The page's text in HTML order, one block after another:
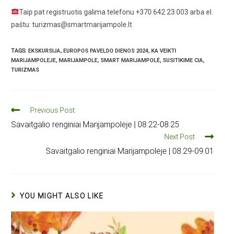
Taip pat registruotis galima telefonu +370 642 23 003 arba el.
paštu: turizmas@smartmarijampole.lt
TAGS:EKSKURSIJA, EUROPOS PAVELDO DIENOS 2024, KA VEIKTI
MARIJAMPOLEJE, MARIJAMPOLE, SMART MARIJAMPOLĖ, SUSITIKIME CIA,
TURIZMAS
Previous Post
Savaitgalio renginiai Marijampolėje | 08.22-08.25
Next Post
Savaitgalio renginiai Marijampolėje | 08.29-09.01
YOU MIGHT ALSO LIKE